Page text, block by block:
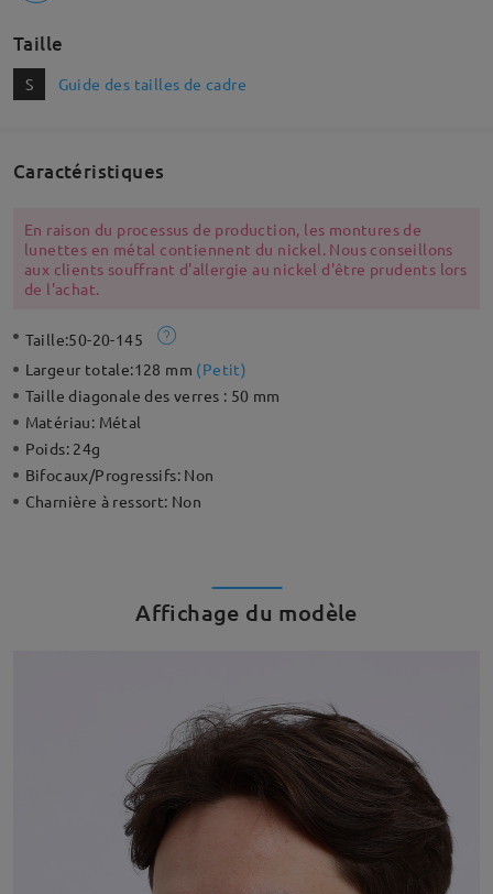
Taille
S Guide des tailles de cadre
Caractéristiques
En raison du processus de production, les montures de
lunettes en métal contiennent du nickel. Nous conseillons
aux clients souffrant d'allergie au nickel d'être prudents lors
de l'achat.
Taille:50-20-145
Largeur totale:128 mm (Petit)
Taille diagonale des verres : 50 mm
Matériau: Métal
Poids: 24g
Bifocaux/Progressifs: Non
Charnière à ressort: Non
Affichage du modèle